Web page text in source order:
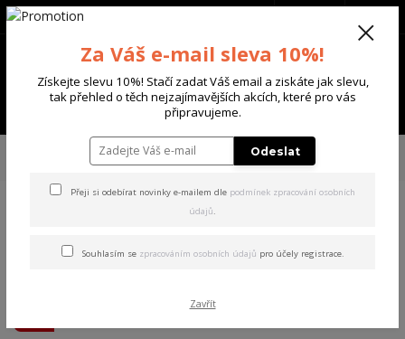
Menu
+420 702 136 620
TRIKA & TÍLKA
Yakuza pánské tričko Monkeys Regular
T-Shirt black 3XL
Monkeys Regular T-Shirt
Za Váš e-mail sleva 10%!
Získejte slevu 10%! Stačí zadat Váš email a ziskáte jak slevu,
tak přehled o těch nejzajímavějších akcích, které pro vás
připravujeme.
Odeslat
Přeji si odebírat novinky e-mailem dle podmínek zpracování osobních
údajů.
Souhlasím se zpracováním osobních údajů pro účely registrace.
Zavřít